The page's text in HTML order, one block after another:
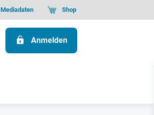
Mediadaten Shop
Anmelden